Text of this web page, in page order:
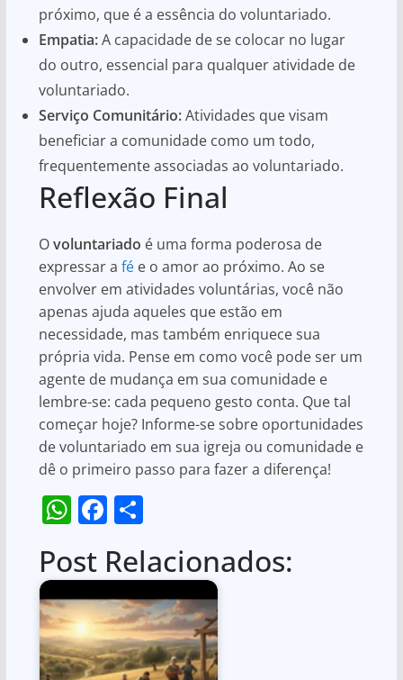
próximo, que é a essência do voluntariado.
Empatia:A capacidade de se colocar no lugar
do outro, essencial para qualquer atividade de
voluntariado.
Serviço Comunitário:Atividades que visam
beneficiar a comunidade como um todo,
frequentemente associadas ao voluntariado.
Reflexão Final
Ovoluntariado é uma forma poderosa de
expressar a fée o amor ao próximo. Ao se
envolver em atividades voluntárias, você não
apenas ajuda aqueles que estão em
necessidade, mas também enriquece sua
própria vida. Pense em como você pode ser um
agente de mudança em sua comunidade e
lembre-se: cada pequeno gesto conta. Que tal
começar hoje? Informe-se sobre oportunidades
de voluntariado em sua igreja ou comunidade e
dê o primeiro passo para fazer a diferença!
W
at
s
A
p
F
c
e
b
o
S
ar
e
Post Relacionados: